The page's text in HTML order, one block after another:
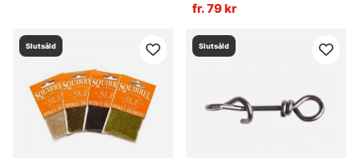
fr. 79 kr
Slutsåld Slutsåld